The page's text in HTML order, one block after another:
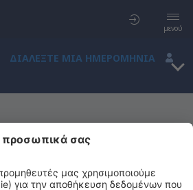
μενού
ΔΙΑΛΈΞΤΕ ΜΙΑ ΗΜΕΡΟΜΗΝΊΑ
δεν υπάρχουν